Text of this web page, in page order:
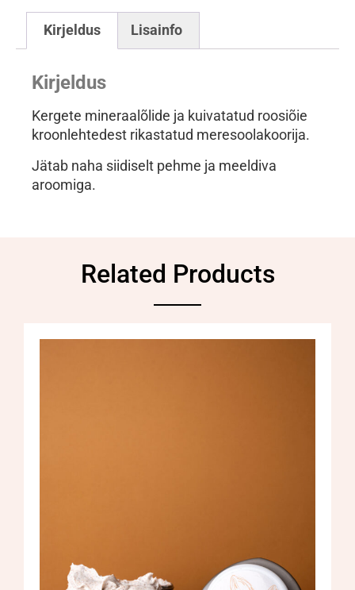
Kirjeldus Lisainfo
Kirjeldus
Kergete mineraalõlide ja kuivatatud roosiõie
kroonlehtedest rikastatud meresoolakoorija.
Jätab naha siidiselt pehme ja meeldiva
aroomiga.
Related Products